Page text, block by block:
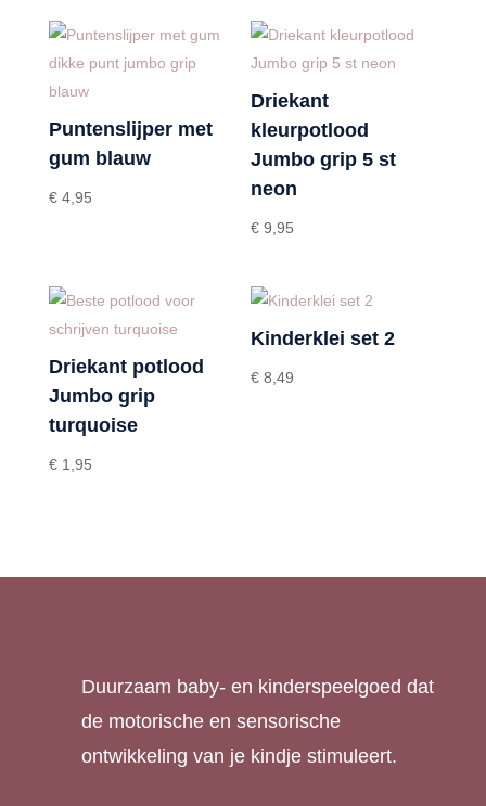
Puntenslijper met
gum blauw
€4,95
Driekant
kleurpotlood
Jumbo grip 5 st
neon
€ 9,95
Driekant potlood
Jumbo grip
turquoise
€1,95
Kinderklei set 2
€ 8,49
Duurzaam baby- en kinderspeelgoed dat
de motorische en sensorische
ontwikkeling van je kindje stimuleert.